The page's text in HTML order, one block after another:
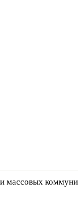
массовых